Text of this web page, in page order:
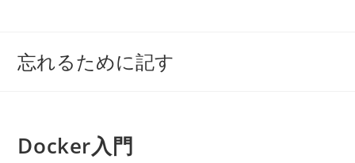
忘れるために記す
Docker入門